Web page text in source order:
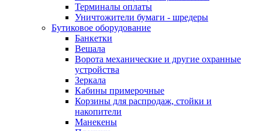
Терминалы оплаты
Уничтожители бумаги - шредеры
Бутиковое оборудование
Банкетки
Вешала
Ворота механические и другие охранные
устройства
Зеркала
Кабины примерочные
Корзины для распродаж, стойки и
накопители
Манекены